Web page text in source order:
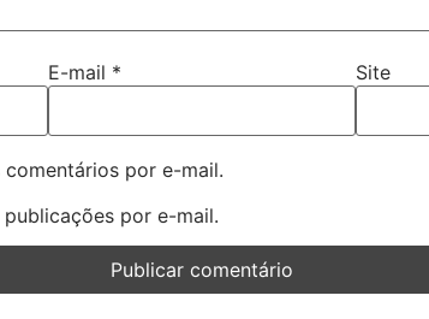
E-mail * Site
por e-mail.
por e-mail.